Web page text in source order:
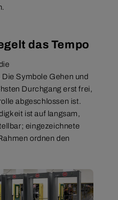
das Tempo
Symbole Gehen und
Durchgang erst frei,
abgeschlossen ist.
ist auf langsam,
eingezeichnete
ordnen den